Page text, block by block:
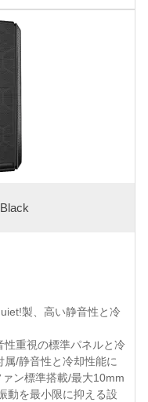
製、高い静音性と冷
性重視の標準パネルと冷
/静音性と冷却性能に
ン標準搭載/最大10mm
動を最小限に抑える設